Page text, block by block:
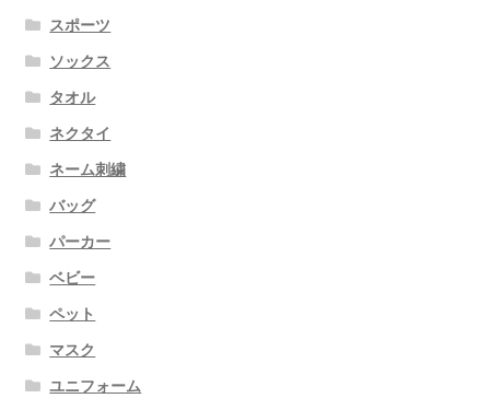
スポーツ
ソックス
タオル
ネクタイ
ネーム刺繍
バッグ
パーカー
ベビー
ペット
マスク
ユニフォーム